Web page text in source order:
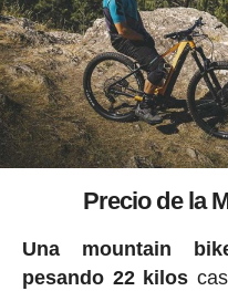
Precio de la
Una mountain
pesando 22 kilos